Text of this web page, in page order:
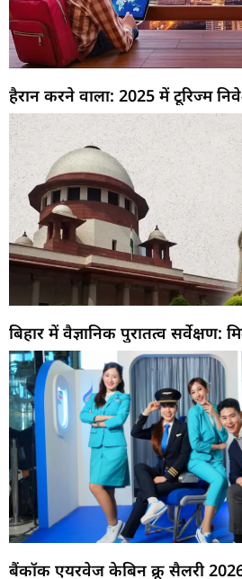
हैरान करने वाला: 2025 में टूरिज्म
बिहार में वैज्ञानिक पुरातत्व सर्वेक्षण:
बैंकॉक एयरवेज केबिन क्रू सैलरी